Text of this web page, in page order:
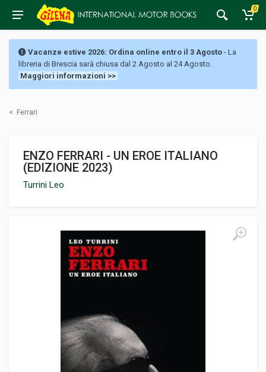
0
Vacanze estive 2026: Ordina online entro il 3 Agosto - La
libreria di Brescia sarà chiusa dal 2 Agosto al 24 Agosto.
Maggiori informazioni >>
< Ferrari
ENZO FERRARI - UN EROE ITALIANO
(EDIZIONE 2023)
Turrini Leo